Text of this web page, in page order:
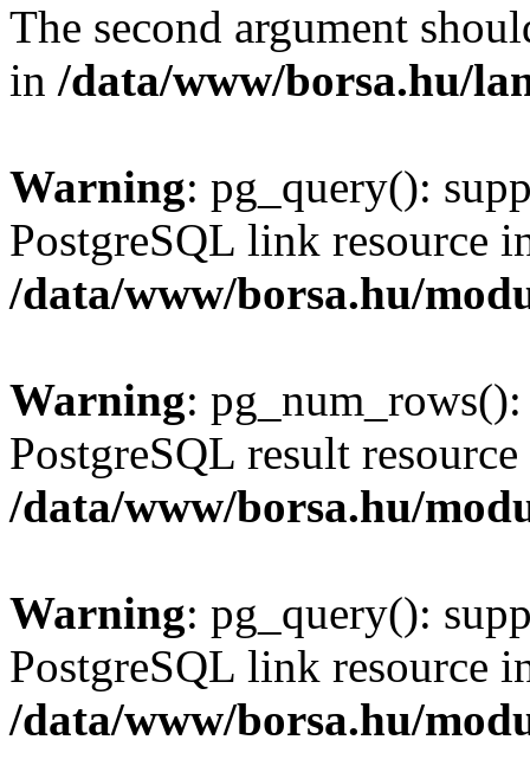
The second argument
in /data/www/borsa.hu/
Warning: pg_query():
PostgreSQL link resource
/data/www/borsa.hu/
Warning:
PostgreSQL result
/data/www/borsa.hu/
Warning: pg_query():
PostgreSQL link resource
/data/www/borsa.hu/